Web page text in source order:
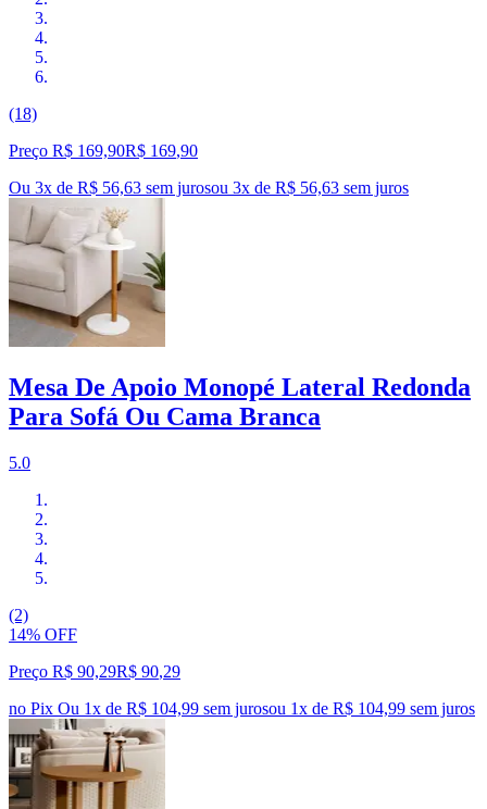
(18)
Preço R$ 169,90R$ 169,90
Ou 3x de R$ 56,63 sem jurosou 3x de R$ 56,63 sem juros
Mesa De Apoio Monopé Lateral Redonda
Para Sofá Ou Cama Branca
5.0
(2)
14% OFF
Preço R$ 90,29R$ 90,29
no Pix Ou 1x de R$ 104,99 sem jurosou 1x de R$ 104,99 sem juros